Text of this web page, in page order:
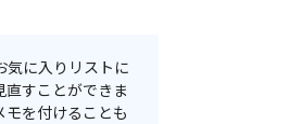
気に入りリストに
直すことができま
モを付けることも